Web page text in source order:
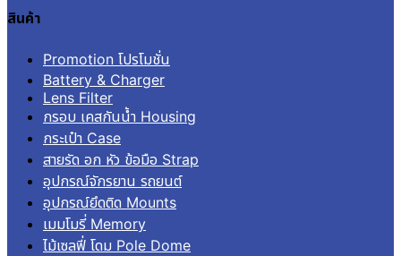
สินค้า
Promotion โปรโมชั่น
Battery & Charger
Lens Filter
กรอบ เคสกันน้ำ Housing
กระเป๋า Case
สายรัด อก หัว ข้อมือ Strap
อุปกรณ์จักรยาน รถยนต์
อุปกรณ์ยึดติด Mounts
เมมโมรี่ Memory
ไม้เซลฟี่ โดม Pole Dome